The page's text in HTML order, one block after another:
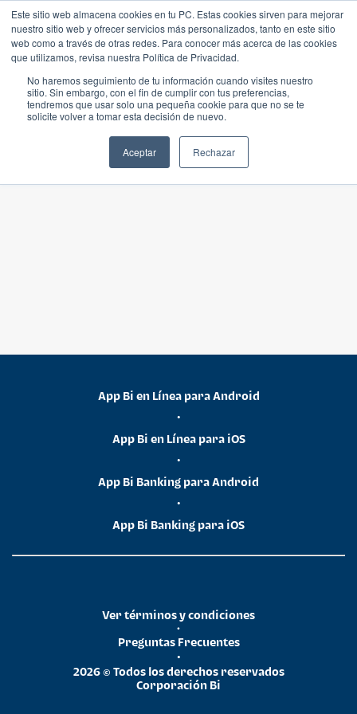
Este sitio web almacena cookies en tu PC. Estas cookies sirven para mejorar
nuestro sitio web y ofrecer servicios más personalizados, tanto en este sitio
web como a través de otras redes. Para conocer más acerca de las cookies
que utilizamos, revisa nuestra Política de Privacidad.
No haremos seguimiento de tu información cuando visites nuestro
sitio. Sin embargo, con el fin de cumplir con tus preferencias,
tendremos que usar solo una pequeña cookie para que no se te
solicite volver a tomar esta decisión de nuevo.
Aceptar Rechazar
App Bi en Línea para Android
•
App Bi en Línea para iOS
•
App Bi Banking para Android
•
App Bi Banking para iOS
2026 © Todos los derechos reservados
Corporación Bi
•
Preguntas Frecuentes
•
Ver términos y condiciones